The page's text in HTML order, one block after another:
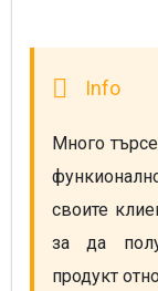
Много
своите
за да
продукт